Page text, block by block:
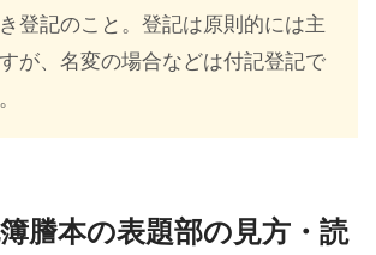
登記のこと。登記は原則的には主
が、名変の場合などは付記登記で
謄本の表題部の見方・読